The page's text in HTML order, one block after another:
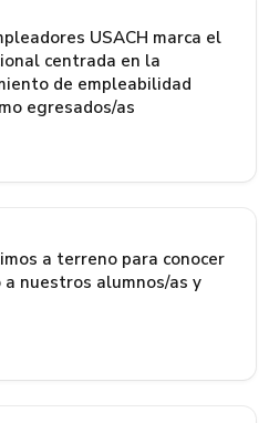
USACH marca el
centrada en la
de empleabilidad
egresados/as
a terreno para conocer
nuestros alumnos/as y